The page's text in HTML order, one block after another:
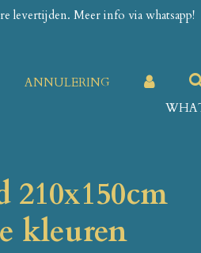
levertijden. Meer info via whatsapp!
ANNULERING
210x150cm
kleuren